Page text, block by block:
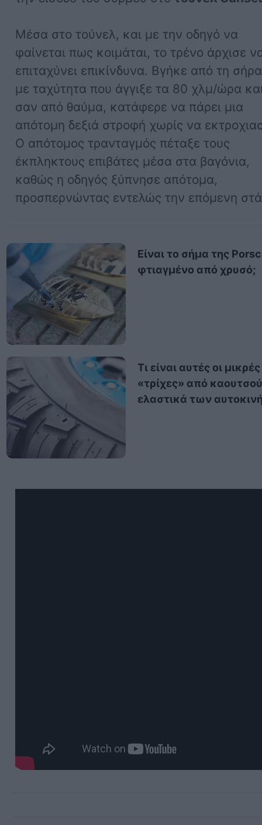
Μέσα στο τούνελ, και με την οδηγό να
φαίνεται πως κοιμάται, το τρένο άρχισε
επιταχύνει επικίνδυνα. Βγήκε από τη
με ταχύτητα που άγγιξε τα 80 χλμ/ώρα
σαν από θαύμα, κατάφερε να πάρει μια
απότομη δεξιά στροφή χωρίς να
Ο απότομος τρανταγμός πέταξε τους
έκπληκτους επιβάτες μέσα στα βαγόνια,
καθώς η οδηγός ξύπνησε απότομα,
προσπερνώντας εντελώς την επόμενη
Είναι το σήμα της
φτιαγμένο από χρυσό;
Τι είναι αυτές οι μικρές
«τρίχες» από
ελαστικά των